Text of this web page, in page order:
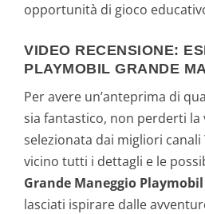
opportunità di gioco
VIDEO RECENSIONE:
PLAYMOBIL GRANDE
Per avere un’anteprima di
sia fantastico, non perderti la
selezionata dai migliori canali
vicino tutti i dettagli e le
Grande Maneggio Playmobil
lasciati ispirare dalle